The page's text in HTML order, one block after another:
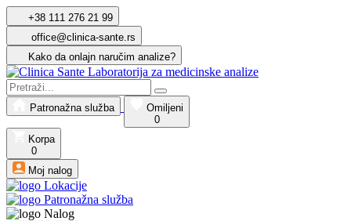
+38 111 276 21 99
office@clinica-sante.rs
Kako da onlajn naručim analize?
Patronažna služba
Omiljeni
0
Korpa
0
Moj nalog
Lokacije
Patronažna služba
Nalog